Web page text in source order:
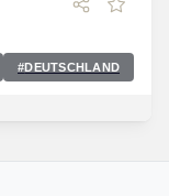
#DEUTSCHLAND